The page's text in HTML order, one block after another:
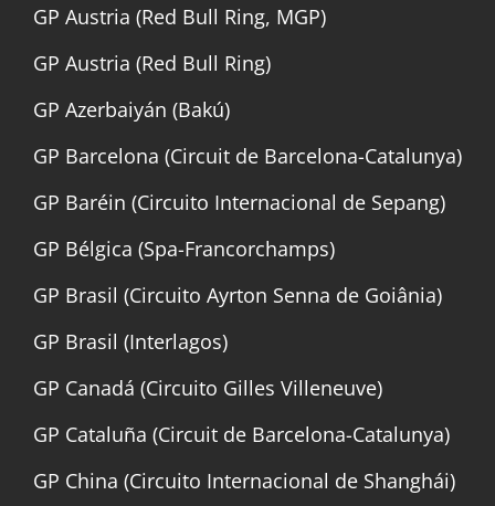
GP Austria (Red Bull Ring, MGP)
GP Austria (Red Bull Ring)
GP Azerbaiyán (Bakú)
GP Barcelona (Circuit de Barcelona-Catalunya)
GP Baréin (Circuito Internacional de Sepang)
GP Bélgica (Spa-Francorchamps)
GP Brasil (Circuito Ayrton Senna de Goiânia)
GP Brasil (Interlagos)
GP Canadá (Circuito Gilles Villeneuve)
GP Cataluña (Circuit de Barcelona-Catalunya)
GP China (Circuito Internacional de Shanghái)